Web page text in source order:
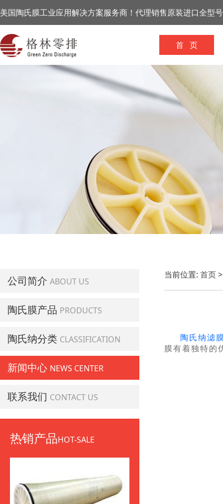
美国陶氏膜工业应用解决方案服务商！代理销售原装进口全型
首 页
公司简介 ABOUT US
陶氏膜产品 PRODUCTS
陶氏纳分类 CLASSIFICATION
新闻中心 NEWS CENTER
联系我们 CONTACT US
热销产品HOT-SALE
当前位置: 首页
陶氏纳滤
膜有着独特的